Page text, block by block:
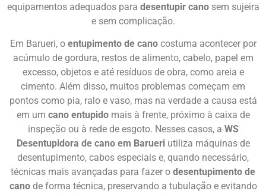
equipamentos adequados para desentupir canosem sujeira
e sem complicação.
Em Barueri, o entupimento de canocostuma acontecer por
acúmulo de gordura, restos de alimento, cabelo, papel em
excesso, objetos e até resíduos de obra, como areia e
cimento. Além disso, muitos problemas começam em
pontos como pia, ralo e vaso, mas na verdade a causa está
em um cano entupidomais à frente, próximo à caixa de
inspeção ou à rede de esgoto. Nesses casos, a WS
Desentupidora de cano em Barueriutiliza máquinas de
desentupimento, cabos especiais e, quando necessário,
técnicas mais avançadas para fazer o desentupimento de
canode forma técnica, preservando a tubulação e evitando